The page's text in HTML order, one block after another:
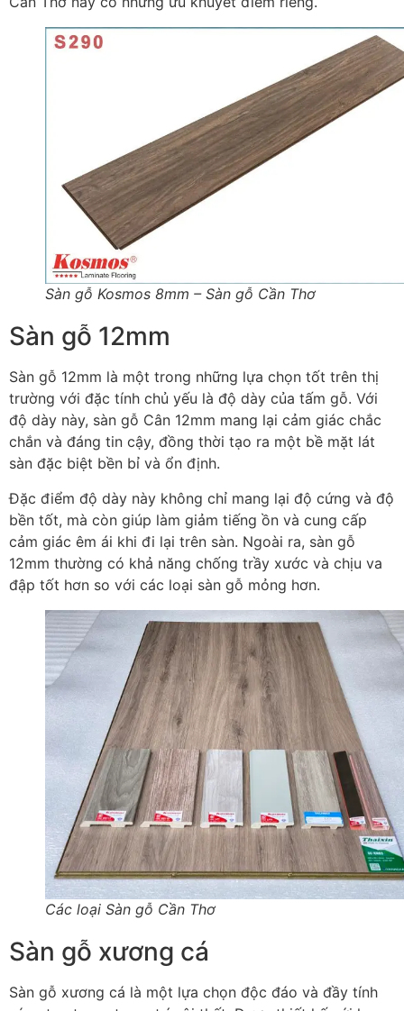
Sàn gỗ Kosmos 8mm – Sàn gỗ Cần Thơ
Sàn gỗ 12mm
Sàn gỗ 12mm là một trong những lựa chọn tốt trên thị
trường với đặc tính chủ yếu là độ dày của tấm gỗ. Với
độ dày này, sàn gỗ Cân 12mm mang lại cảm giác chắc
chắn và đáng tin cậy, đồng thời tạo ra một bề mặt lát
sàn đặc biệt bền bỉ và ổn định.
Đặc điểm độ dày này không chỉ mang lại độ cứng và độ
bền tốt, mà còn giúp làm giảm tiếng ồn và cung cấp
cảm giác êm ái khi đi lại trên sàn. Ngoài ra, sàn gỗ
12mm thường có khả năng chống trầy xước và chịu va
đập tốt hơn so với các loại sàn gỗ mỏng hơn.
Các loại Sàn gỗ Cần Thơ
Sàn gỗ xương cá
Sàn gỗ xương cá là một lựa chọn độc đáo và đầy tính